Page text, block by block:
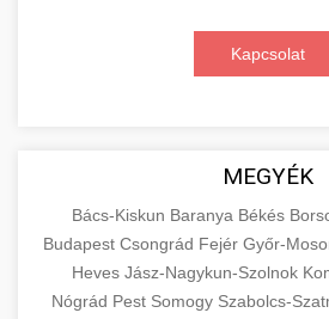
Kapcsolat
MEGYÉK
Bács-Kiskun Baranya Békés
Budapest Csongrád Fejér Győr-
Heves Jász-Nagykun-Szolnok
Nógrád Pest Somogy Szabolcs-